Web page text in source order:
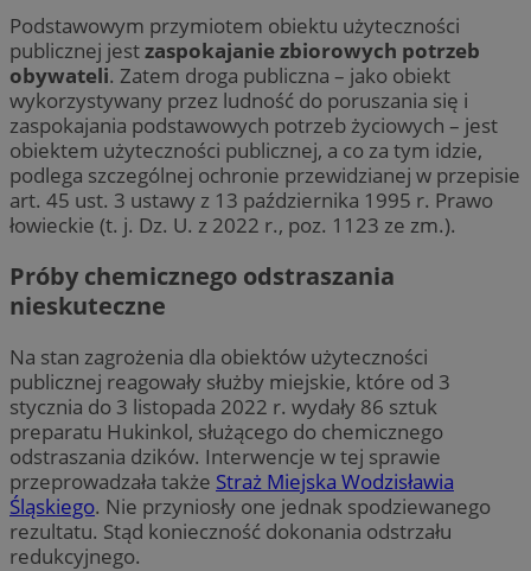
Podstawowym przymiotem obiektu użyteczności
publicznej jestzaspokajanie zbiorowych potrzeb
obywateli. Zatem droga publiczna – jako obiekt
wykorzystywany przez ludność do poruszania się i
zaspokajania podstawowych potrzeb życiowych – jest
obiektem użyteczności publicznej, a co za tym idzie,
podlega szczególnej ochronie przewidzianej w przepisie
art. 45 ust. 3 ustawy z 13 października 1995 r. Prawo
łowieckie (t. j. Dz. U. z 2022 r., poz. 1123 ze zm.).
Próby chemicznego odstraszania
nieskuteczne
Na stan zagrożenia dla obiektów użyteczności
publicznej reagowały służby miejskie, które od 3
stycznia do 3 listopada 2022 r. wydały 86 sztuk
preparatu Hukinkol, służącego do chemicznego
odstraszania dzików. Interwencje w tej sprawie
przeprowadzała także Straż Miejska Wodzisławia
Śląskiego. Nie przyniosły one jednak spodziewanego
rezultatu. Stąd konieczność dokonania odstrzału
redukcyjnego.